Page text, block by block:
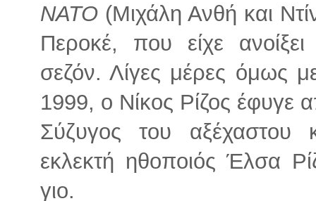
ΝΑΤΟ (Μιχάλη Ανθή και
Περοκέ, που είχε
σεζόν. Λίγες μέρες όμως
1999, ο Νίκος Ρίζος έφυγε
Σύζυγος του αξέχαστου
εκλεκτή ηθοποιός Έλσα
γιο.